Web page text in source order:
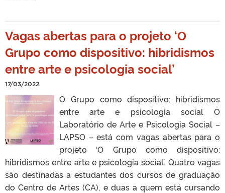
Vagas abertas para o projeto ‘O
Grupo como dispositivo: hibridismos
entre arte e psicologia social’
17/03/2022
O Grupo como dispositivo: hibridismos
entre arte e psicologia social O
Laboratório de Arte e Psicologia Social –
LAPSO – está com vagas abertas para o
projeto ‘O Grupo como dispositivo:
hibridismos entre arte e psicologia social’. Quatro vagas
são destinadas a estudantes dos cursos de graduação
do Centro de Artes (CA), e duas a quem está cursando